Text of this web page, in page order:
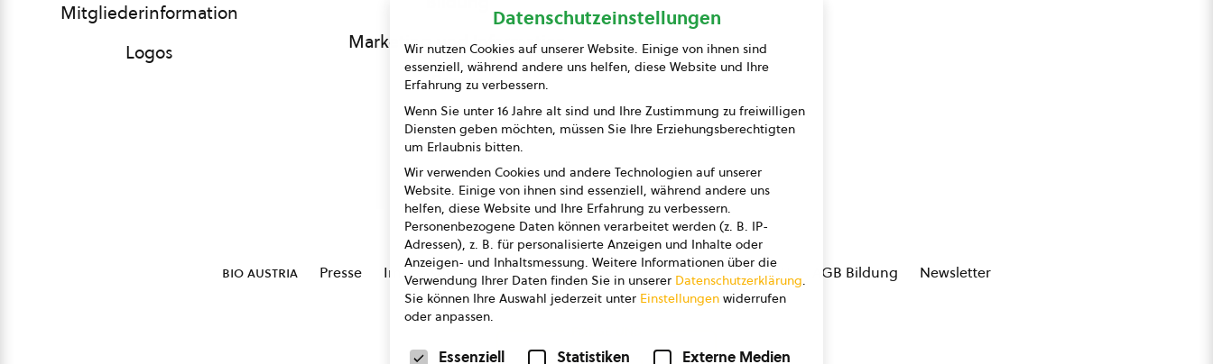
Mitgliederinformation
Logos
Marketing und Information
Presse
Kontakt
bio austria Presse Impressum Datenschutz AGB AGB Marketing GmbH AGB Bildung Newsletter
Datenschutzeinstellungen
Wir nutzen Cookies auf unserer Website. Einige von ihnen sind
essenziell, während andere uns helfen, diese Website und Ihre
Erfahrung zu verbessern.
Wenn Sie unter 16 Jahre alt sind und Ihre Zustimmung zu freiwilligen
Diensten geben möchten, müssen Sie Ihre Erziehungsberechtigten
um Erlaubnis bitten.
Wir verwenden Cookies und andere Technologien auf unserer
Website. Einige von ihnen sind essenziell, während andere uns
helfen, diese Website und Ihre Erfahrung zu verbessern.
Personenbezogene Daten können verarbeitet werden (z. B. IP-
Adressen), z. B. für personalisierte Anzeigen und Inhalte oder
Anzeigen- und Inhaltsmessung. Weitere Informationen über die
Verwendung Ihrer Daten finden Sie in unserer Datenschutzerklärung.
Sie können Ihre Auswahl jederzeit unter Einstellungen widerrufen
oder anpassen.
Datenschutzeinstellungen
Essenziell Statistiken Externe Medien